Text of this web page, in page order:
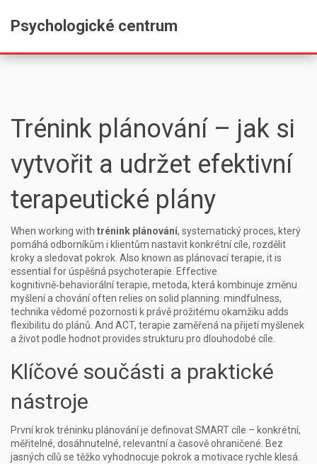
Psychologické centrum
Trénink plánování – jak si
vytvořit a udržet efektivní
terapeutické plány
When working with trénink plánování, systematický proces, který
pomáhá odborníkům i klientům nastavit konkrétní cíle, rozdělit
kroky a sledovat pokrok . Also known as plánovací terapie, it is
essential for úspěšná psychoterapie. Effective
kognitivně‑behaviorální terapie, metoda, která kombinuje změnu
myšlení a chováníoften relies on solid planning. mindfulness,
technika vědomé pozornosti k právě prožitému okamžiku adds
flexibilitu do plánů. And ACT, terapie zaměřená na přijetí myšlenek
a život podle hodnotprovides strukturu pro dlouhodobé cíle.
Klíčové součásti a praktické
nástroje
První krok tréninku plánování je definovat SMART cíle – konkrétní,
měřitelné, dosáhnutelné, relevantní a časově ohraničené. Bez
jasných cílů se těžko vyhodnocuje pokrok a motivace rychle klesá.